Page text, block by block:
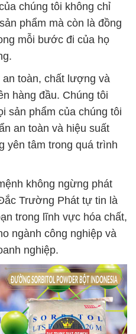
chúng tôi không chỉ
phẩm mà còn là đồng
mỗi bước đi của họ
toàn, chất lượng và
hàng đầu. Chúng tôi
sản phẩm của chúng tôi
an toàn và hiệu suất
yên tâm trong quá trình
không ngừng phát
Trường Phát tự tin là
trong lĩnh vực hóa chất,
ngành công nghiệp và
nghiệp.